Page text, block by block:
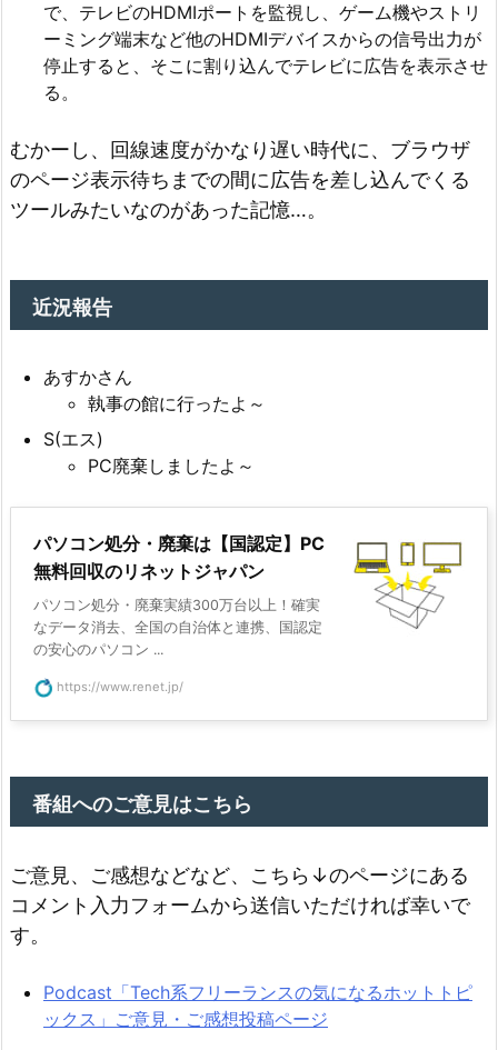
で、テレビのHDMIポートを監視し、ゲーム機やストリ
ーミング端末など他のHDMIデバイスからの信号出力が
停止すると、そこに割り込んでテレビに広告を表示させ
る。
むかーし、回線速度がかなり遅い時代に、ブラウザ
のページ表示待ちまでの間に広告を差し込んでくる
ツールみたいなのがあった記憶…。
近況報告
あすかさん
執事の館に行ったよ～
S(エス)
PC廃棄しましたよ～
パソコン処分・廃棄は【国認定】PC
無料回収のリネットジャパン
パソコン処分・廃棄実績300万台以上！確実
なデータ消去、全国の自治体と連携、国認定
の安心のパソコン ...
https://www.renet.jp/
番組へのご意見はこちら
ご意見、ご感想などなど、こちら↓のページにある
コメント入力フォームから送信いただければ幸いで
す。
Podcast「Tech系フリーランスの気になるホットトピ
ックス」ご意見・ご感想投稿ページ